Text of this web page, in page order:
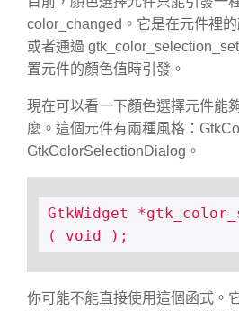
color_changed。它是在元件裡的
或者通過
置元件的顏色值時引發。
現在可以看一下顏色選擇元件能
麼。這個元件有兩種風格：
GtkColorSelectionDialog。
GtkWidget
( void );
你可能不能直接使用這個函式。